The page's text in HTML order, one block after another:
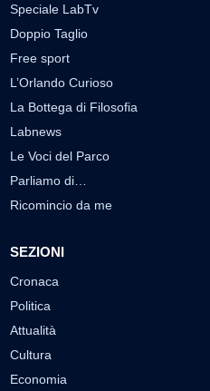
Speciale LabTv
Doppio Taglio
Free sport
L’Orlando Curioso
La Bottega di Filosofia
Labnews
Le Voci del Parco
Parliamo di…
Ricomincio da me
SEZIONI
Cronaca
Politica
Attualità
Cultura
Economia